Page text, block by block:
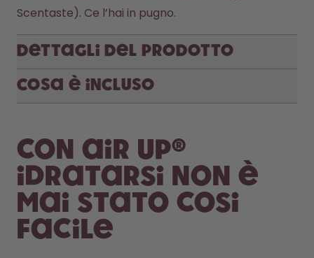
Scentaste). Ce l’hai in pugno.
Dettagli del prodotto
Cosa è incluso
Con air up®
idratarsi non è
mai stato cosi
facile